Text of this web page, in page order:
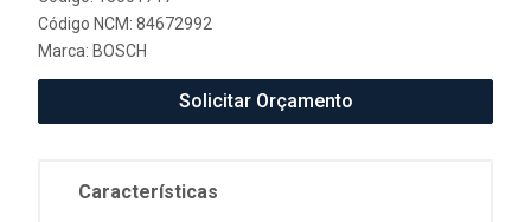
Código NCM: 84672992
Marca: BOSCH
Solicitar Orçamento
Características